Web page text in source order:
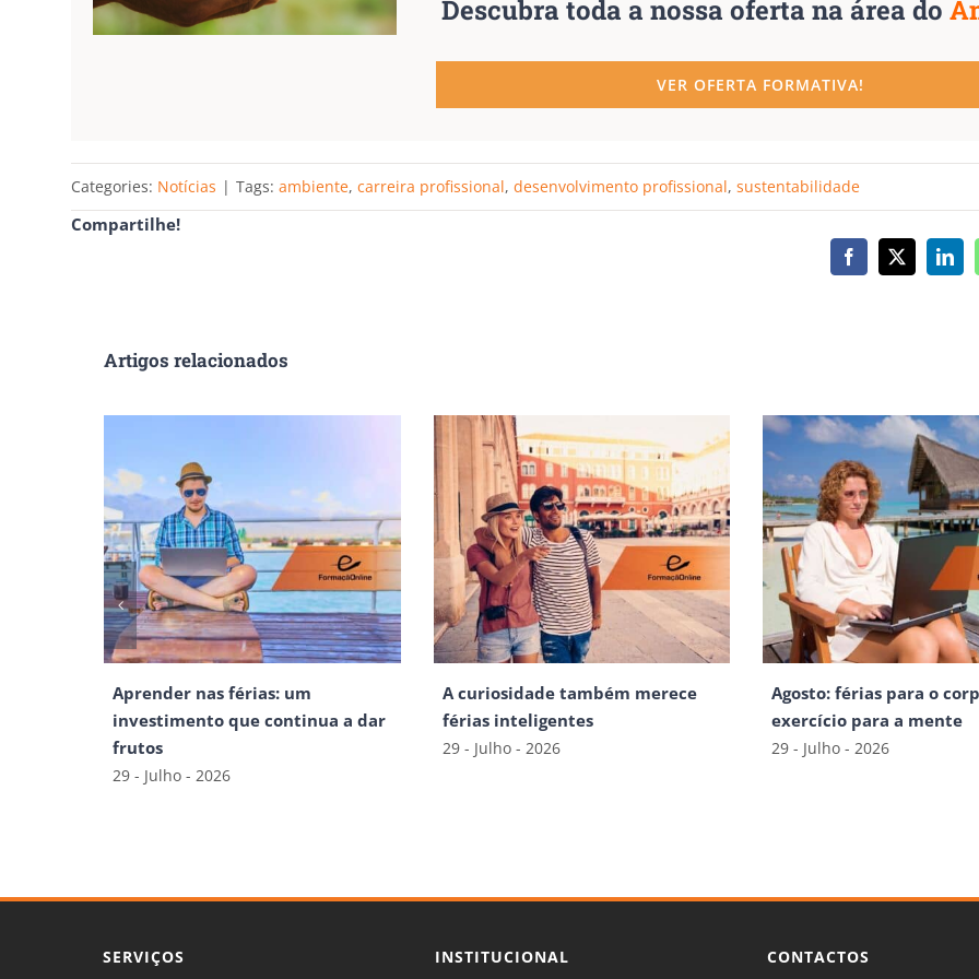
Descubra toda a nossa oferta na área do
VER OFERTA FORMATIVA!
Categories: Notícias | Tags: ambiente, carreira profissional, desenvolvimento profissional, sustentabilidade
Compartilhe!
Facebook
X
Artigos relacionados
Aprender nas férias: um
investimento que continua a dar
frutos
29 - Julho - 2026
A curiosidade também merece
férias inteligentes
29 - Julho - 2026
Agosto: férias para o
exercício para a mente
29 - Julho - 2026
SERVIÇOS INSTITUCIONAL CONTACTOS